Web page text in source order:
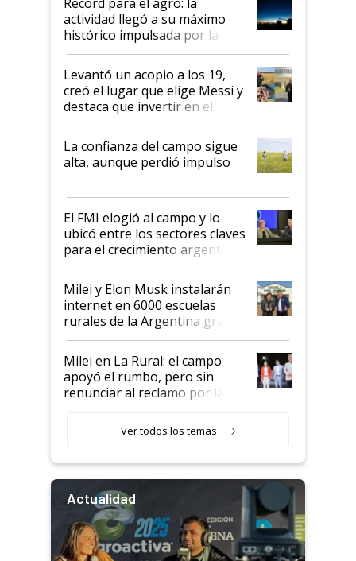
liderazgo en un semestre
récord
actividad llegó a su máximo
histórico impulsada por la
cosecha y las exportaciones
Levantó un acopio a los 19,
creó el lugar que elige Messi y
destaca que invertir en el
kirchnerismo era como "darle
plata a un hijo para droga":
Juan Félix Rossetti, el libertario
que de una dura crisis salió
de Milei
La confianza del campo sigue
alta, aunque perdió impulso
El FMI elogió al campo y lo
ubicó entre los sectores claves
para el crecimiento argentino
Milei y Elon Musk instalarán
internet en 6000 escuelas
rurales de la Argentina gracias
a un acuerdo con Starlink
Milei en La Rural: el campo
apoyó el rumbo, pero sin
renunciar al reclamo por las
Ver todos los temas
Actualidad